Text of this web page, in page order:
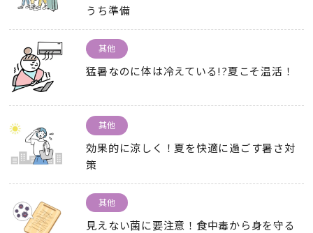
うち準備
其他
猛暑なのに体は冷えている!?夏こそ温活！
其他
効果的に涼しく！夏を快適に過ごす暑さ対
策
其他
見えない菌に要注意！食中毒から身を守る